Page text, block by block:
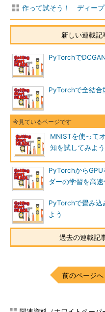
作って試そう！ ディー
新しい連載記
PyTorchで
PyTorchで全結合
MNISTを使って
知を試してみよう
PyTorchから
ダーの学習を高
PyTorchで畳み込
よう
過去の連載記
前のページへ